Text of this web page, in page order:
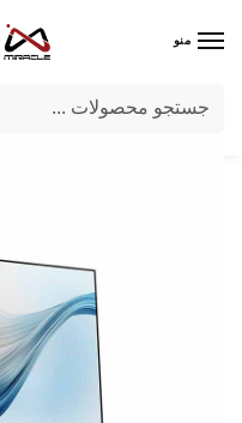
منو
میراکل/کامپیوتر/گیمینگ